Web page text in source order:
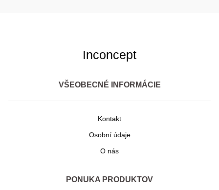
Inconcept
VŠEOBECNÉ INFORMÁCIE
Kontakt
Osobní údaje
O nás
PONUKA PRODUKTOV